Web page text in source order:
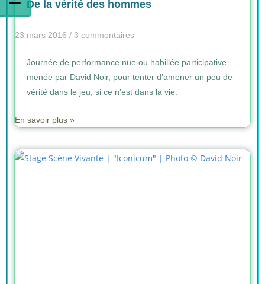
De la vérité des hommes
23 mars 2016 3 commentaires
Journée de performance nue ou habillée participative
menée par David Noir, pour tenter d’amener un peu de
vérité dans le jeu, si ce n’est dans la vie.
En savoir plus »